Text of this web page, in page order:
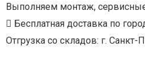
Выполняем монтаж,
Бесплатная доставка по
Отгрузка со складов: г. Санкт-